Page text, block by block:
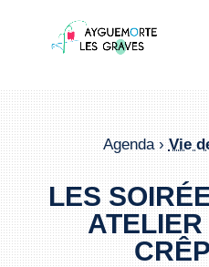
Agenda ›Vie
LES